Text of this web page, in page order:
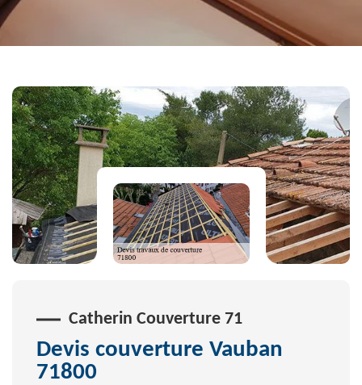
Catherin Couverture 71
Devis couverture Vauban
71800